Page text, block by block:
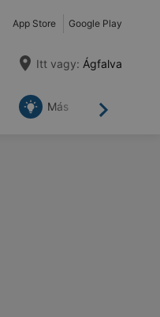
App Store Google Play
Itt vagy: Ágfalva
Tovább
Más